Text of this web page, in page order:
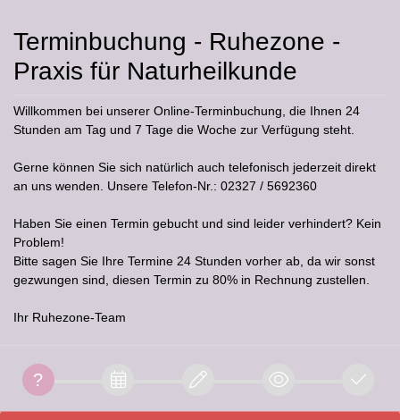
Terminbuchung - Ruhezone -
Praxis für Naturheilkunde
Willkommen bei unserer Online-Terminbuchung, die Ihnen 24
Stunden am Tag und 7 Tage die Woche zur Verfügung steht.
Gerne können Sie sich natürlich auch telefonisch jederzeit direkt
an uns wenden. Unsere Telefon-Nr.: 02327 / 5692360
Haben Sie einen Termin gebucht und sind leider verhindert? Kein
Problem!
Bitte sagen Sie Ihre Termine 24 Stunden vorher ab, da wir sonst
gezwungen sind, diesen Termin zu 80% in Rechnung zustellen.
Ihr Ruhezone-Team